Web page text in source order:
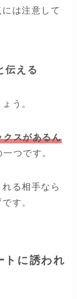
には注意して
伝える
う。
クスがあるん
つです。
る相手なら
す。
トに誘われ